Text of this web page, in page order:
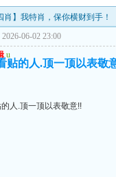
】我特肖，保你横财到手！
06-02 23:00
u
贴的人.顶一顶以表敬
人.顶一顶以表敬意!!